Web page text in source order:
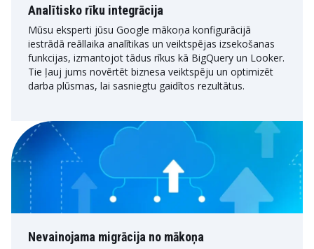
Analītisko rīku integrācija
Mūsu eksperti jūsu Google mākoņa konfigurācijā
iestrādā reāllaika analītikas un veiktspējas izsekošanas
funkcijas, izmantojot tādus rīkus kā BigQuery un Looker.
Tie ļauj jums novērtēt biznesa veiktspēju un optimizēt
darba plūsmas, lai sasniegtu gaidītos rezultātus.
Nevainojama migrācija no mākoņa